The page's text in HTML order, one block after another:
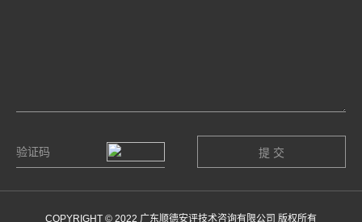
COPYRIGHT © 2022 广东顺德安评技术咨询有限公司 版权所有